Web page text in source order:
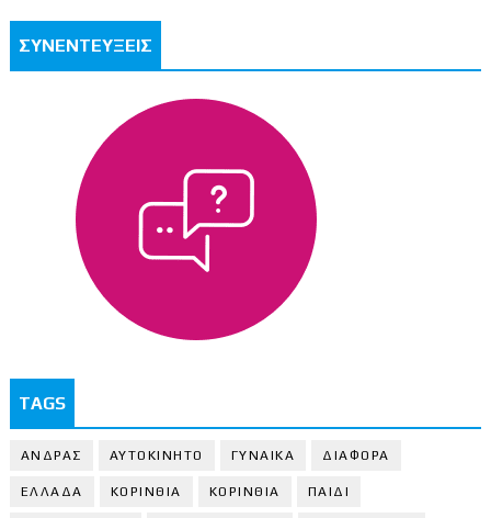
ΣΥΝΕΝΤΕΥΞΕΙΣ
TAGS
ΑΝΔΡΑΣ ΑΥΤΟΚΙΝΗΤΟ ΓΥΝΑΙΚΑ ΔΙΑΦΟΡΑ
ΕΛΛΑΔΑ ΚΟΡΙΝΘΙΑ ΚΟΡΙΝΘΙA ΠΑΙΔΙ